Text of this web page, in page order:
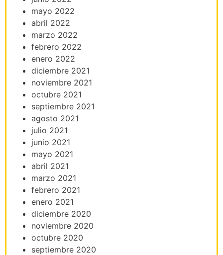
mayo 2022
abril 2022
marzo 2022
febrero 2022
enero 2022
diciembre 2021
noviembre 2021
octubre 2021
septiembre 2021
agosto 2021
julio 2021
junio 2021
mayo 2021
abril 2021
marzo 2021
febrero 2021
enero 2021
diciembre 2020
noviembre 2020
octubre 2020
septiembre 2020